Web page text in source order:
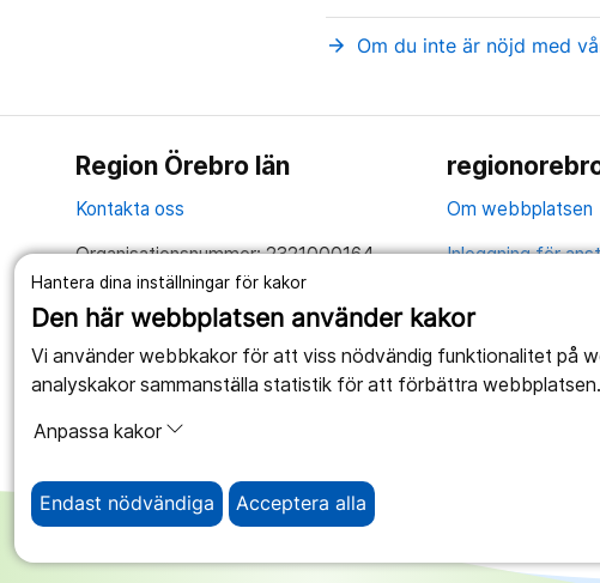
Hantera dina inställningar för kakor
Den här webbplatsen använder kakor
Vi använder webbkakor för att viss nödvändig funktionalitet på
analyskakor sammanställa statistik för att förbättra webbplatsen.
Anpassa kakor
Endast nödvändiga Acceptera alla
arrow_forward Om du inte är nöjd med
Region Örebro län
Kontakta oss
Organisationsnummer: 2321000164
Tillsammans skapar vi ett bättre liv
Om webbplatsen
Inloggning för
Anslagstavla